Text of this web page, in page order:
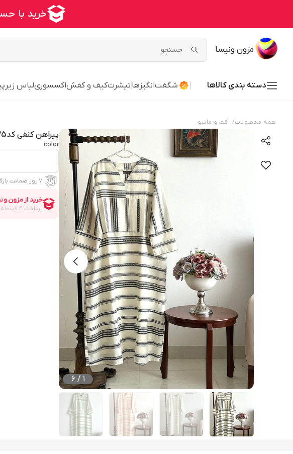
مزون ونیسا
دسته بندی کالاها شگفت‌انگیزها تیشرتکیف و کفشاکسسوریلباس زیر
همه محصولات/ کت و مانتو
1
/
6
پیراهن کنفی کد1035
color
۷ روز ضمانت بازگشت کالا